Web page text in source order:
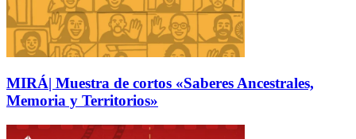
MIRÁ| Muestra de cortos «Saberes Ancestrales,
Memoria y Territorios»